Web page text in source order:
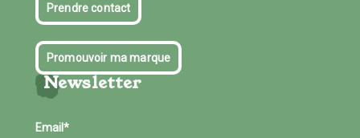
Prendre contact
Promouvoir ma marque
Newsletter